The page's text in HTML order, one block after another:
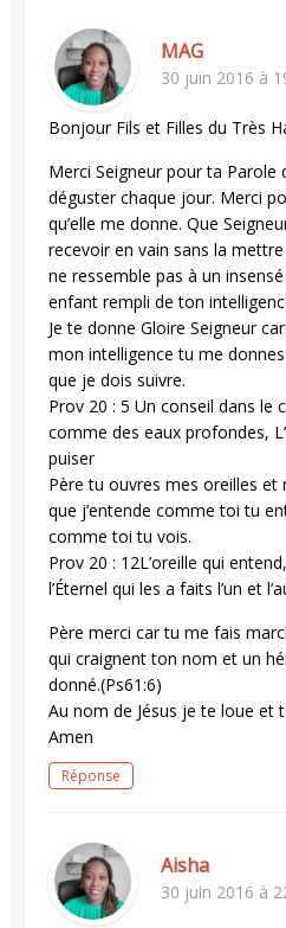
MAG
30 juin 2016 à
Bonjour Fils et Filles du Très
Merci Seigneur pour ta Parole
déguster chaque jour. Merci
qu’elle me donne. Que
recevoir en vain sans la
ne ressemble pas à un
enfant rempli de ton
Je te donne Gloire Seigneur
mon intelligence tu me
que je dois suivre.
Prov 20 : 5 Un conseil dans le
comme des eaux profondes,
puiser
Père tu ouvres mes oreilles et
que j’entende comme toi tu
comme toi tu vois.
Prov 20 : 12L’oreille qui
l’Éternel qui les a faits l’un et
Père merci car tu me fais
qui craignent ton nom et un
donné.(Ps61:6)
Au nom de Jésus je te loue et
Amen
Réponse
Aisha
30 juin 2016 à